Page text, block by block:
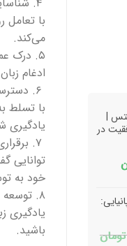
|
در
تومان
با تعامل
می‌کند.
۵. درک عمیق‌تری از فرهنگ
ادغام
با تسلط
یادگیری
توانایی
خود به
۸. توسعه مهارت‌های زندگی
یادگیری
باشید.